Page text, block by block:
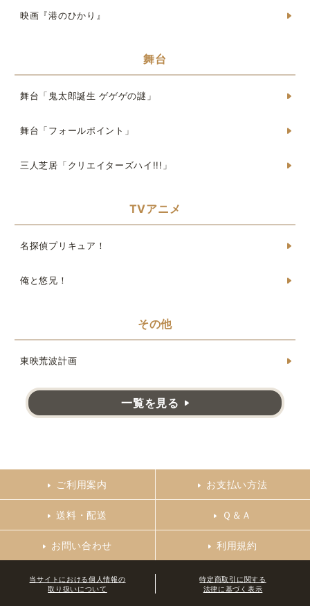
映画『港のひかり』
舞台
舞台「鬼太郎誕生 ゲゲゲの謎」
舞台「フォールポイント」
三人芝居「クリエイターズハイ!!!」
TVアニメ
名探偵プリキュア！
俺と悠兄！
その他
東映荒波計画
一覧を見る
ご利用案内 お支払い方法
送料・配送 Ｑ＆Ａ
お問い合わせ 利用規約
当サイトにおける個人情報の
取り扱いについて
特定商取引に関する
法律に基づく表示